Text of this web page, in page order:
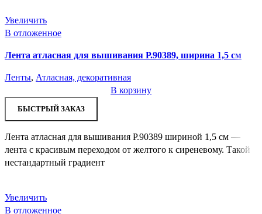
Увеличить
В отложенное
Лента атласная для вышивания Р.90389, ширина 1,5 см
Ленты, Атласная, декоративная
В корзину
БЫСТРЫЙ ЗАКАЗ
Лента атласная для вышивания Р.90389 шириной 1,5 см —
лента с красивым переходом от желтого к сиреневому. Такой
нестандартный градиент
Увеличить
В отложенное